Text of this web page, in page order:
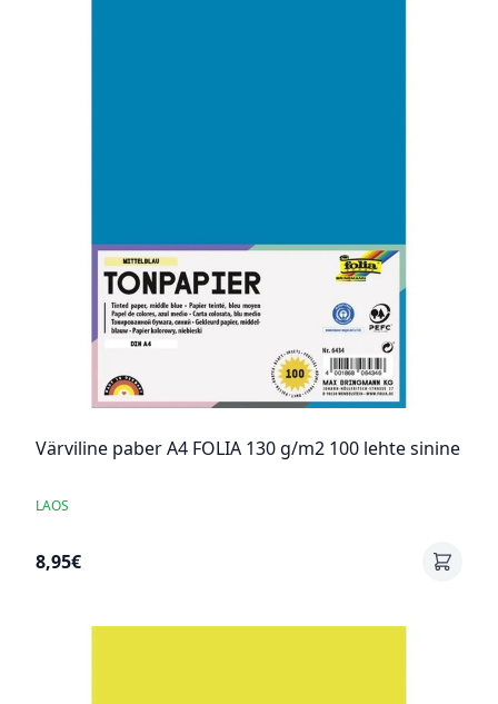
Värviline paber A4 FOLIA 130 g/m2 100 lehte sinine
LAOS
8,95€